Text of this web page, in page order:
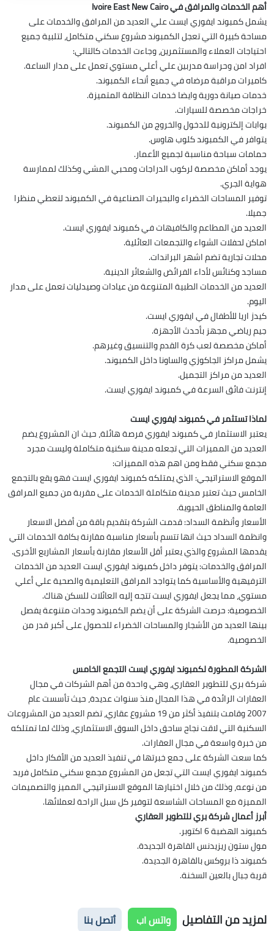
أهم الخدمات والمرافق في Ivoire East New Cairo
يشمل كمبوند ايفوري ايست علي العديد من المرافق والخدمات على
مساحة كبيرة التي تعجل الكمبوند مشروع سكني متكامل، لتلبية جميع
احتياجات العملاء والمستثمرين، وجاءت الخدمات كالتالي:
افراد امن وحراسة مدربين علي أعلي مستوي تعمل على مدار الساعة.
كاميرات مراقبة مرضاه في جميع أنحاء الكمبوند.
خدمات صيانة دورية وايضا خدمات النظافة المتميزة.
خراجات مخصصة للسيارات.
بوابات إلكترونية للدخول والخروج من الكمبوند.
يتوافر في الكمبوند كلوب هاوس.
حمامات سباحة مناسبة لجميع الأعمار.
يوجد أماكن مخصصة لركوب الدراجات ومحبي المشي وكذلك لممارسة
هواية الجري.
توفير المساحات الخضراء والبحيرات الصناعية في الكمبوند لتعطي منظرا
جميلا.
العديد من المطاعم والكافيهات في كمبوند ايفوري ايست.
اماكن لحفلات الشواء والتجمعات العائلية.
محلات تجارية تضم اشهر البراندات.
مساجد وكنائس لأداء الفرائض والشعائر الدينية.
العديد من الخدمات الطبية المتنوعة من عيادات وصيدليات تعمل على مدار
اليوم.
كيدز اريا للأطفال في ايفوري ايست.
جيم رياضي مجهز بأحدث الأجهزة.
أماكن مخصصة لعب كرة القدم والتنسيق وغيرهم.
يشمل مراكز الجاكوزي والساونا داخل الكمبوند.
العديد من مراكز التجميل.
إنترنت فائق السرعة في كمبوند ايفوري ايست.
لماذا تستثمر في كمبوند ايفوري ايست
يعتبر الاستثمار في كمبوند ايفوري فرصة هائلة، حيث ان المشروع يضم
العديد من المميزات التي تجعله مدينة سكنية متكاملة وليست مجرد
مجمع سكني فقط ومن اهم هذه المميزات:
الموقع الاستراتيجي: الذي يمتلكه كمبوند ايفوري ايست فهو يقع بالتجمع
الخامس حيث تعتبر مدينة متكاملة الخدمات على مقربة من جميع المرافق
العامة والمناطق الحيوية.
الأسعار وأنظمة السداد: قدمت الشركة بتقديم باقة من أفضل الاسعار
وانظمة السداد حيث انها تتسم بأسعار مناسبة مقارنة بكافة الخدمات التي
يقدمها المشروع والذي يعتبر أقل الأسعار مقارنة بأسعار المشاريع الأخرى.
المرافق والخدمات: يتوفر داخل كمبوند ايفوري ايست العديد من الخدمات
الترفيهية والأساسية كما يتواجد المرافق التعليمية والصحية علي أعلي
مستوي، مما يجعل ايفوري ايست تتجه إليه العائلات للسكن هناك.
الخصوصية: حرصت الشركة على أن يضم الكمبوند وحدات متنوعة يفصل
بينها العديد من الأشجار والمساحات الخضراء للحصول على أكبر قدر من
الخصوصية.
الشركة المطورة لكمبوند ايفوري ايست التجمع الخامس
شركة بري للتطوير العقاري، وهي واحدة من أهم الشركات في مجال
العقارات الرائدة في هذا المجال منذ سنوات عديدة، حيث تأسست عام
2007 وقامت بتنفيذ أكثر من 19 مشروع عقاري، تضم العديد من المشروعات
السكنية التي لاقت نجاح ساحق داخل السوق الاستثماري، وذلك لما تمتلكه
من خبرة واسعة في مجال العقارات.
كما سعت الشركة على جمع خبرتها في تنفيذ العديد من الأفكار داخل
كمبوند ايفوري ايست التي تجعل من المشروع مجمع سكني متكامل فريد
من نوعه، وذلك من خلال اختيارها الموقع الاستراتيجي المميز والتصميمات
المميزة مع المساحات الشاسعة لتوفير كل سبل الراحة لعملائها.
أبرز أعمال شركة بري للتطوير العقاري
كمبوند الهضبة 6 اكتوبر.
مول ستون ريزيدنس القاهرة الجديدة.
كمبوند ذا بروكس بالقاهرة الجديدة.
قرية جبال بالعين السخنة.
لمزيد من التفاصيل واتس اب أتصل بنا